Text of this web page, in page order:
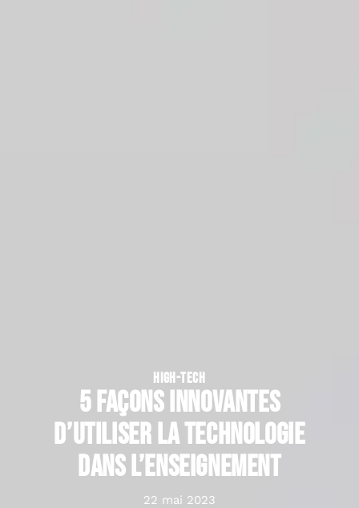
HIGH-TECH
5 façons innovantes
d’utiliser la technologie
dans l’enseignement
22 mai 2023